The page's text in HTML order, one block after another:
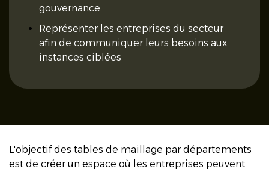
gouvernance
Représenter les entreprises du secteur
afin de communiquer leurs besoins aux
instances ciblées
L'objectif des tables de maillage par départements
est de créer un espace où les entreprises peuvent